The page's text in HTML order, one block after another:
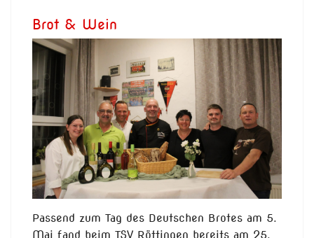
Brot & Wein
Passend zum Tag des Deutschen Brotes am 5.
Mai fand beim TSV Röttingen bereits am 25.